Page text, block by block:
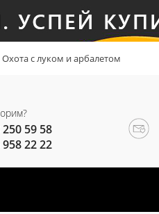
Охота с луком и арбалетом
59 58
22 22